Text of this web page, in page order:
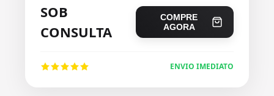
SOB
CONSULTA
COMPRE
AGORA
ENVIO IMEDIATO